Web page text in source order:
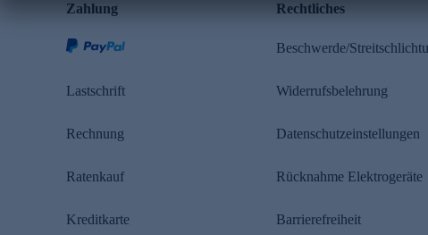
Zahlung
Lastschrift
Rechnung
Ratenkauf
Kreditkarte
Rechtliches
Beschwerde/
Widerrufsbelehrung
Datenschutzeinstellungen
Rücknahme Elektrogeräte
Barrierefreiheit